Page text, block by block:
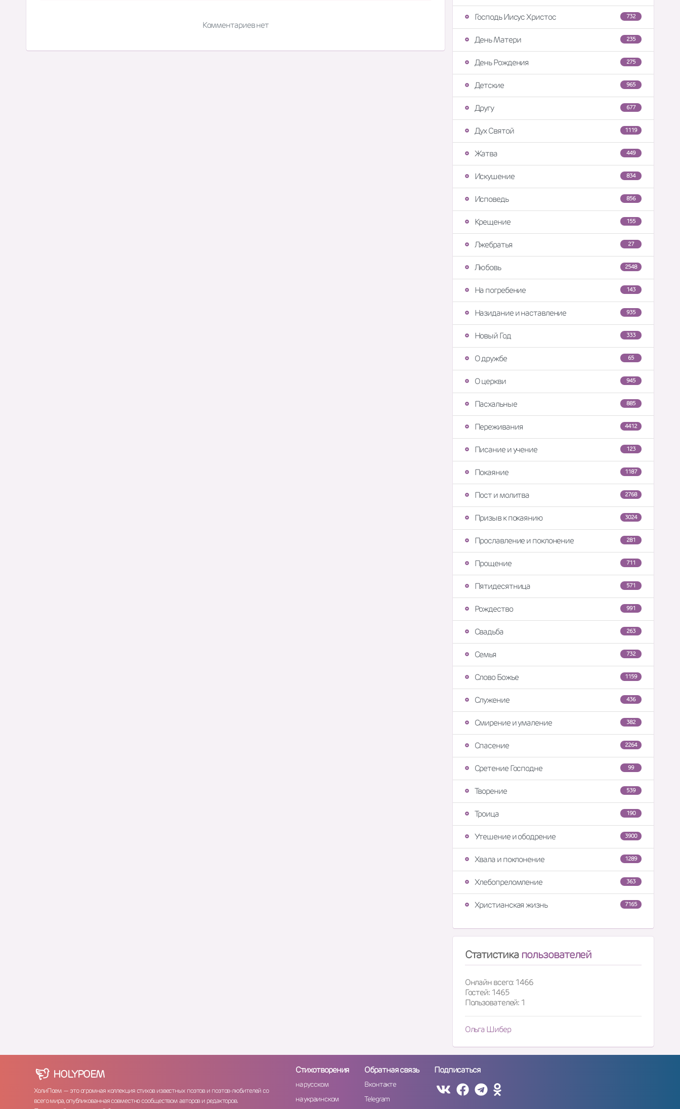
Комментариев нет
732
Господь Иисус Христос
235
День Матери
275
День Рождения
965
Детские
677
Другу
1119
Дух Святой
449
Жатва
834
Искушение
856
Исповедь
155
Крещение
27
Лжебратья
2548
Любовь
143
На погребение
935
Назидание и наставление
333
Новый Год
65
О дружбе
945
О церкви
885
Пасхальные
4412
Переживания
123
Писание и учение
1187
Покаяние
2768
Пост и молитва
3024
Призыв к покаянию
281
Прославление и поклонение
711
Прощение
571
Пятидесятница
991
Рождество
263
Свадьба
732
Семья
1159
Слово Божье
436
Служение
382
Смирение и умаление
2264
Спасение
99
Сретение Господне
539
Творение
190
Троица
3900
Утешение и ободрение
1289
Хвала и поклонение
363
Хлебопреломление
7165
Христианская жизнь
Статистика пользователей
Онлайн всего: 1466
Гостей: 1465
Пользователей: 1
Ольга Шибер
HOLYPOEM
ХолиПоем — это огромная коллекция стихов известных поэтов и поэтов-любителей со
всего мира, опубликованная совместно сообществом авторов и редакторов.
Стихотворения
на русском
на украинском
Обратная связь
Вконтакте
Telegram
Подписаться